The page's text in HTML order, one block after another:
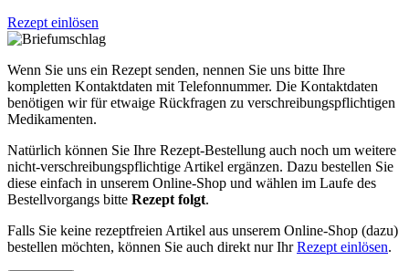
Rezept einlösen
Wenn Sie uns ein Rezept senden, nennen Sie uns bitte Ihre
kompletten Kontaktdaten mit Telefonnummer. Die Kontaktdaten
benötigen wir für etwaige Rückfragen zu verschreibungspflichtigen
Medikamenten.
Natürlich können Sie Ihre Rezept-Bestellung auch noch um weitere
nicht-verschreibungspflichtige Artikel ergänzen. Dazu bestellen Sie
diese einfach in unserem Online-Shop und wählen im Laufe des
Bestellvorgangs bitte Rezept folgt.
Falls Sie keine rezeptfreien Artikel aus unserem Online-Shop (dazu)
bestellen möchten, können Sie auch direkt nur IhrRezept einlösen.